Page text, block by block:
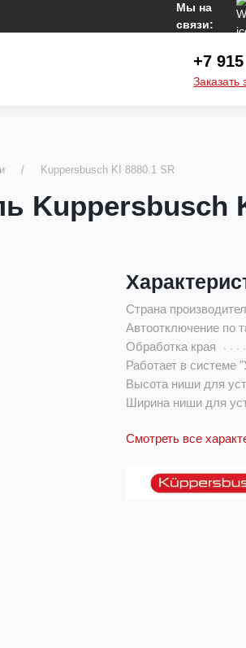
Мы на
связи:
+7
Заказать
Kuppersbusch KI 8880.1 SR
Kuppersbusch
Страна
Автоотключение по
Обработка края
Работает в системе
Высота ниши для
Ширина ниши для
Смотреть все